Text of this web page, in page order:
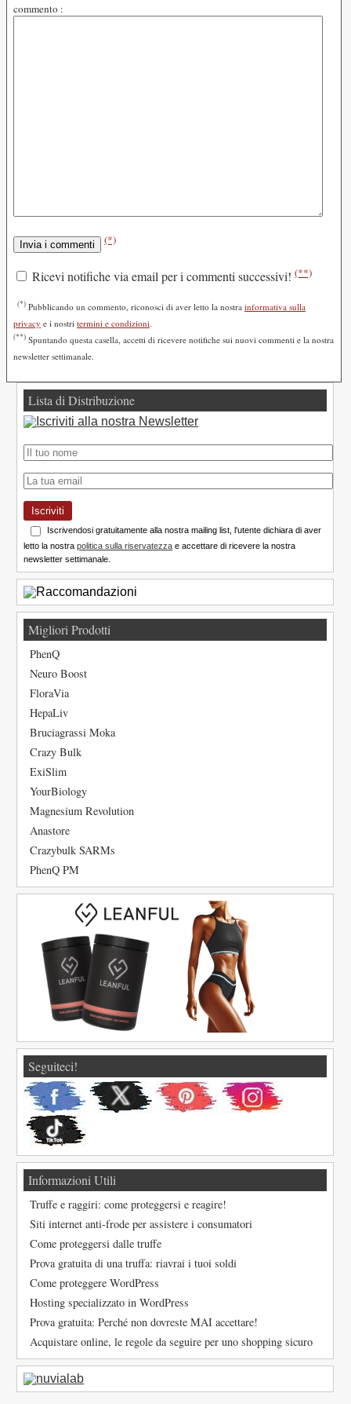
commento :
(*)
Ricevi notifiche via email per i commenti successivi! (**)
(*) Pubblicando un commento, riconosci di aver letto la nostra informativa sulla
privacy e i nostri termini e condizioni.
(**) Spuntando questa casella, accetti di ricevere notifiche sui nuovi commenti e la nostra
newsletter settimanale.
Lista di Distribuzione
Iscriviti
Iscrivendosi gratuitamente alla nostra mailing list, l'utente dichiara di aver
letto la nostrapolitica sulla riservatezza e accettare di ricevere la nostra
newsletter settimanale.
Migliori Prodotti
PhenQ
Neuro Boost
FloraVia
HepaLiv
Bruciagrassi Moka
Crazy Bulk
ExiSlim
YourBiology
Magnesium Revolution
Anastore
Crazybulk SARMs
PhenQ PM
Seguiteci!
Informazioni Utili
Truffe e raggiri: come proteggersi e reagire!
Siti internet anti-frode per assistere i consumatori
Come proteggersi dalle truffe
Prova gratuita di una truffa: riavrai i tuoi soldi
Come proteggere WordPress
Hosting specializzato in WordPress
Prova gratuita: Perché non dovreste MAI accettare!
Acquistare online, le regole da seguire per uno shopping sicuro